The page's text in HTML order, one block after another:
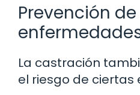
Prevención de
La castración
el riesgo de